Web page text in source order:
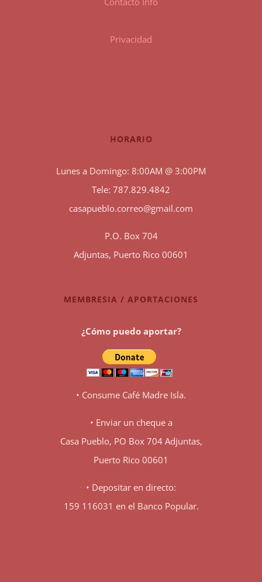
Privacidad
HORARIO
Lunes a Domingo: 8:00AM @ 3:00PM
Tele: 787.829.4842
casapueblo.correo@gmail.com
P.O. Box 704
Adjuntas, Puerto Rico 00601
MEMBRESIA / APORTACIONES
¿Cómo puedo aportar?
• Consume Café Madre Isla.
• Enviar un cheque a
Casa Pueblo, PO Box 704 Adjuntas,
Puerto Rico 00601
• Depositar en directo:
159 116031 en el Banco Popular.